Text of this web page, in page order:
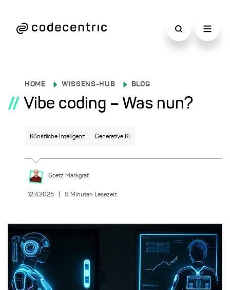
HOME WISSENS-HUB BLOG
// Vibe coding – Was nun?
Künstliche Intelligenz Generative KI
Goetz Markgraf
12.4.2025 9 Minuten Lesezeit